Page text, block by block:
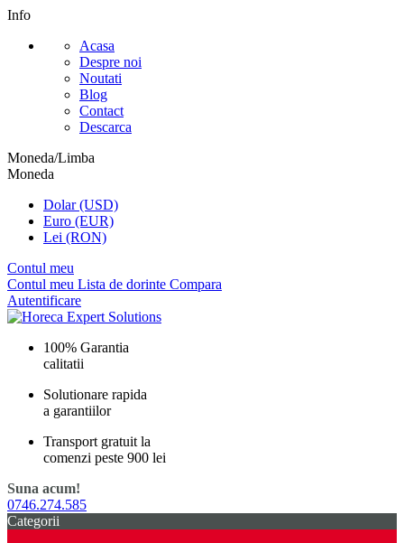
Info
Acasa
Despre noi
Noutati
Blog
Contact
Descarca
Moneda/Limba
Moneda
Dolar (USD)
Euro (EUR)
Lei (RON)
Contul meu
Contul meu Lista de dorinte Compara
Autentificare
100% Garantia
calitatii
Solutionare rapida
a garantiilor
Transport gratuit la
comenzi peste 900 lei
Suna acum!
0746.274.585
Categorii